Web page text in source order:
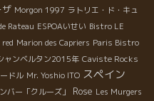
ザ Morgon 1997 ラトリエ・ド・キュ
Rateau ESPOAいせい Bistro LE
Marion des Capriers Paris Bistro
ャンベルタン2015年 Caviste Rocks
ドル Mr. Yoshio ITO スペイン
バー「クルーズ」 Rose Les Murgers